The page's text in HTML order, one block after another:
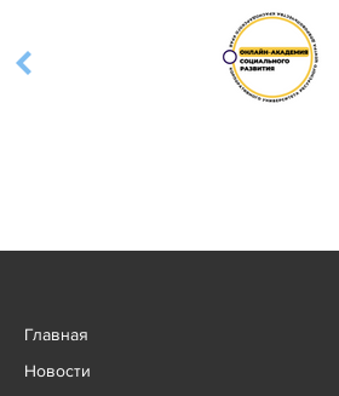
Главная
Новости